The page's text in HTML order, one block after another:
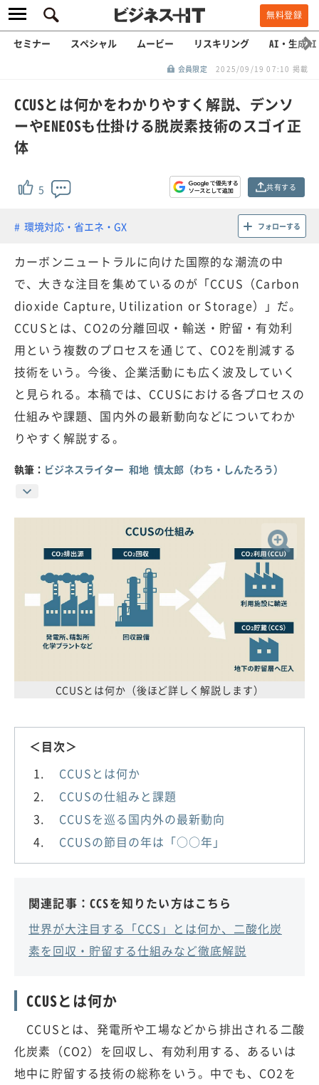
無料登録
セミナー スペシャル ムービー リスキリング AI・生成AI
会員限定 2025/09/19 07:10 掲載
CCUSとは何かをわかりやすく解説、デンソ
ーやENEOSも仕掛ける脱炭素技術のスゴイ正
体
5 共有する
環境対応・省エネ・GX フォローする
カーボンニュートラルに向けた国際的な潮流の中
で、大きな注目を集めているのが「CCUS（Carbon
dioxide Capture, Utilization or Storage）」だ。
CCUSとは、CO2の分離回収・輸送・貯留・有効利
用という複数のプロセスを通じて、CO2を削減する
技術をいう。今後、企業活動にも広く波及していく
と見られる。本稿では、CCUSにおける各プロセスの
仕組みや課題、国内外の最新動向などについてわか
りやすく解説する。
執筆： ビジネスライター 和地 慎太郎（わち・しんたろう）
CCUSとは何か（後ほど詳しく解説します）
＜目次＞
CCUSとは何か
CCUSの仕組みと課題
CCUSを巡る国内外の最新動向
CCUSの節目の年は「○○年」
関連記事：CCSを知りたい方はこちら
世界が大注目する「CCS」とは何か、二酸化炭
素を回収・貯留する仕組みなど徹底解説
CCUSとは何か
CCUSとは、発電所や工場などから排出される二酸
化炭素（CO2）を回収し、有効利用する、あるいは
地中に貯留する技術の総称をいう。中でも、CO2を